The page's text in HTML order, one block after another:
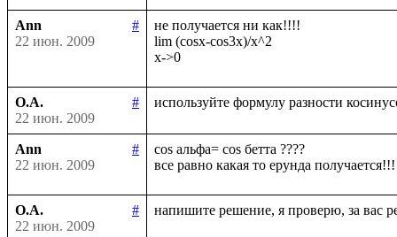
Ann
#
22 июн. 2009
не получается ни как!!!!
lim (cosx-cos3x)/x^2
О.А.
#
22 июн. 2009
Ann
#
22 июн. 2009
cos альфа= cos бетта ????
О.А.
#
22 июн. 2009